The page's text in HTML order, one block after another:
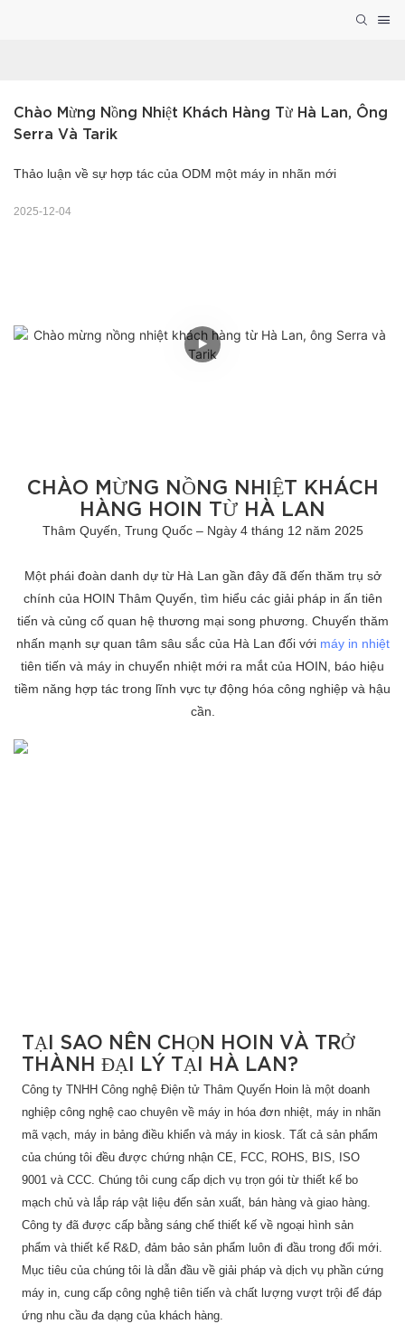
Chào Mừng Nồng Nhiệt Khách Hàng Từ Hà Lan, Ông
Serra Và Tarik
Thảo luận về sự hợp tác của ODM một máy in nhãn mới
2025-12-04
CHÀO MỪNG NỒNG NHIỆT KHÁCH
HÀNG HOIN TỪ HÀ LAN
Thâm Quyến, Trung Quốc – Ngày 4 tháng 12 năm 2025
Một phái đoàn danh dự từ Hà Lan gần đây đã đến thăm trụ sở
chính của HOIN Thâm Quyến, tìm hiểu các giải pháp in ấn tiên
tiến và củng cố quan hệ thương mại song phương. Chuyến thăm
nhấn mạnh sự quan tâm sâu sắc của Hà Lan đối với máy in nhiệt
tiên tiến và máy in chuyển nhiệt mới ra mắt của HOIN, báo hiệu
tiềm năng hợp tác trong lĩnh vực tự động hóa công nghiệp và hậu
cần.
TẠI SAO NÊN CHỌN HOIN VÀ TRỞ
THÀNH ĐẠI LÝ TẠI HÀ LAN?
Công ty TNHH Công nghệ Điện tử Thâm Quyến Hoin là một doanh
nghiệp công nghệ cao chuyên về máy in hóa đơn nhiệt, máy in nhãn
mã vạch, máy in bảng điều khiển và máy in kiosk. Tất cả sản phẩm
của chúng tôi đều được chứng nhận CE, FCC, ROHS, BIS, ISO
9001 và CCC. Chúng tôi cung cấp dịch vụ trọn gói từ thiết kế bo
mạch chủ và lắp ráp vật liệu đến sản xuất, bán hàng và giao hàng.
Công ty đã được cấp bằng sáng chế thiết kế về ngoại hình sản
phẩm và thiết kế R&D, đảm bảo sản phẩm luôn đi đầu trong đổi mới.
Mục tiêu của chúng tôi là dẫn đầu về giải pháp và dịch vụ phần cứng
máy in, cung cấp công nghệ tiên tiến và chất lượng vượt trội để đáp
ứng nhu cầu đa dạng của khách hàng.